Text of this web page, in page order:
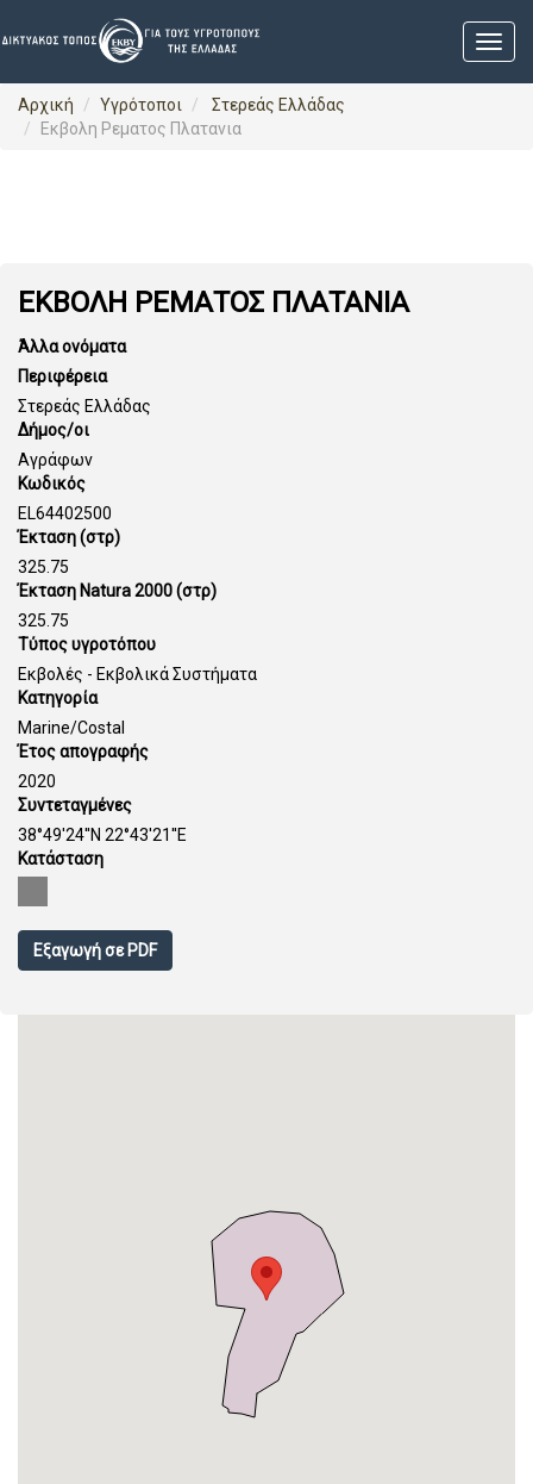
Αρχική Υγρότοποι
Στερεάς Ελλάδας
Εκβολη Ρεματος Πλατανια
ΕΚΒΟΛΗ ΡΕΜΑΤΟΣ ΠΛΑΤΑΝΙΑ
Άλλα ονόματα
Περιφέρεια
Στερεάς Ελλάδας
Δήμος/οι
Αγράφων
Κωδικός
EL64402500
Έκταση (στρ)
325.75
Έκταση Natura 2000 (στρ)
325.75
Τύπος υγροτόπου
Εκβολές - Εκβολικά Συστήματα
Κατηγορία
Marine/Costal
Έτος απογραφής
2020
Συντεταγμένες
38°49'24''N 22°43'21''E
Κατάσταση
Εξαγωγή σε PDF